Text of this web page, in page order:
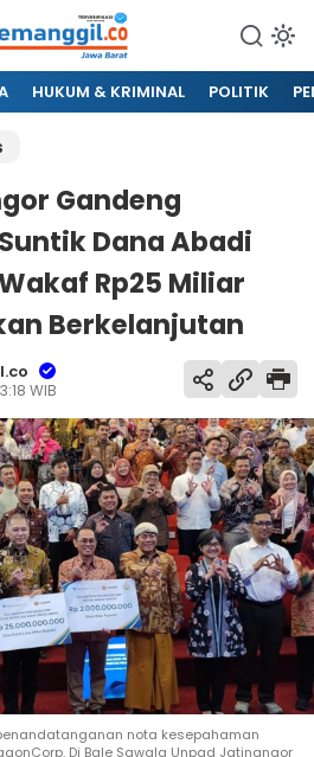
HUKUM & KRIMINAL POLITIK
Gandeng
Dana Abadi
Rp25 Miliar
Berkelanjutan
WIB
nota kesepahaman
Di Bale Sawala Unpad Jatinangor